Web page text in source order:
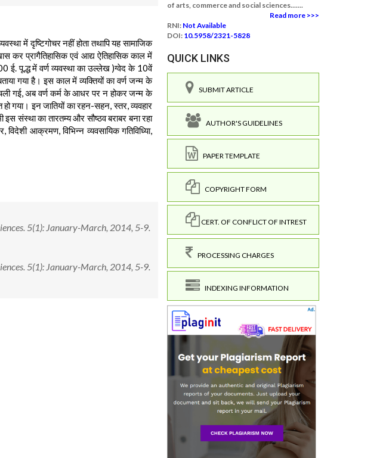
में दृष्टिगोचर नहीं होता तथापि यह सामाजिक
कर प्रागैतिहासिक एवं आद्य ऐतिहासिक काल में
ई. पू.द्ध में वर्ण व्यवस्था का उल्लेख )ग्वेद के 10वें
गया है। इस काल में व्यक्तियों का वर्ण जन्म के
गई, अब वर्ण कर्म के आधर पर न होकर जन्म के
गया। इन जातियों का रहन-सहन, स्तर, व्यवहार
का तारतम्य और सौष्ठव बराबर बना रहा
आक्रमण, विभिन्न व्यवसायिक गतिविध्यिा,
5(1): January-March, 2014, 5-9.
5(1): January-March, 2014, 5-9.
of arts, commerce and social sciences.......
Read more >>>
RNI: Not Available
DOI: 10.5958/2321-5828
QUICK LINKS
SUBMIT ARTICLE
AUTHOR'S GUIDELINES
PAPER TEMPLATE
COPYRIGHT FORM
CERT. OF CONFLICT OF INTREST
PROCESSING CHARGES
INDEXING INFORMATION